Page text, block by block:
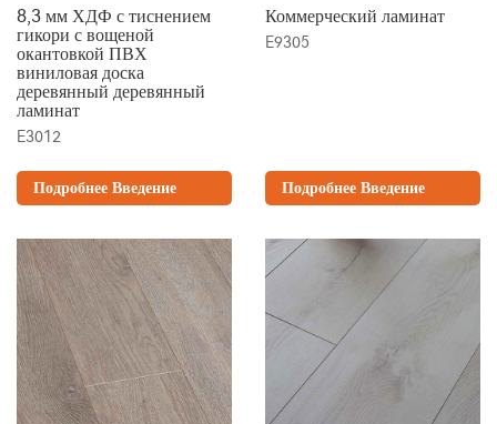
8,3 мм ХДФ с тиснением
гикори с вощеной
окантовкой ПВХ
виниловая доска
деревянный деревянный
ламинат
E3012
Подробнее Введение
Коммерческий ламинат
E9305
Подробнее Введение